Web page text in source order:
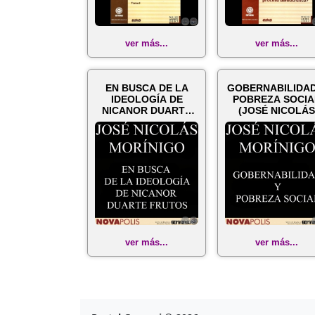
ver más... ver más...
EN BUSCA DE LA
IDEOLOGÍA DE
NICANOR DUARTE
FRUTOS (JOSÉ
NICOLÁS M...
ver más...
POBREZA
(JOSÉ NICOLÁS
MORÍNIGO)
ver más...